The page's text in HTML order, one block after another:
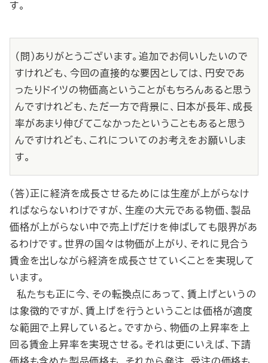
す。
（問）ありがとうございます。追加でお伺いしたいので
すけれども、今回の直接的な要因としては、円安であ
ったりドイツの物価高ということがもちろんあると思う
んですけれども、ただ一方で背景に、日本が長年、成長
率があまり伸びてこなかったということもあると思う
んですけれども、これについてのお考えをお願いしま
す。
（答）正に経済を成長させるためには生産が上がらなけ
ればならないわけですが、生産の大元である物価、製品
価格が上がらない中で売上げだけを伸ばしても限界があ
るわけです。世界の国々は物価が上がり、それに見合う
賃金を出しながら経済を成長させていくことを実現して
います。
私たちも正に今、その転換点にあって、賃上げというの
は象徴的ですが、賃上げを行うということは価格が適度
な範囲で上昇していると。ですから、物価の上昇率を上
回る賃金上昇率を実現させる。それは更にいえば、下請